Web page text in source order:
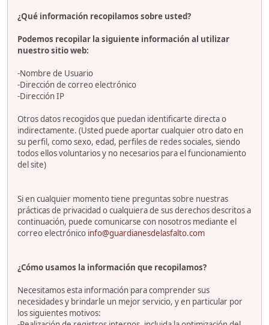
¿Qué información recopilamos sobre usted?
Podemos recopilar la siguiente información al utilizar
nuestro sitio web:
-Nombre de Usuario
-Dirección de correo electrónico
-Dirección IP
Otros datos recogidos que puedan identificarte directa o
indirectamente. (Usted puede aportar cualquier otro dato en
su perfil, como sexo, edad, perfiles de redes sociales, siendo
todos ellos voluntarios y no necesarios para el funcionamiento
del site)
Si en cualquier momento tiene preguntas sobre nuestras
prácticas de privacidad o cualquiera de sus derechos descritos a
continuación, puede comunicarse con nosotros mediante el
correo electrónico info@guardianesdelasfalto.com
¿Cómo usamos la información que recopilamos?
Necesitamos esta información para comprender sus
necesidades y brindarle un mejor servicio, y en particular por
los siguientes motivos: